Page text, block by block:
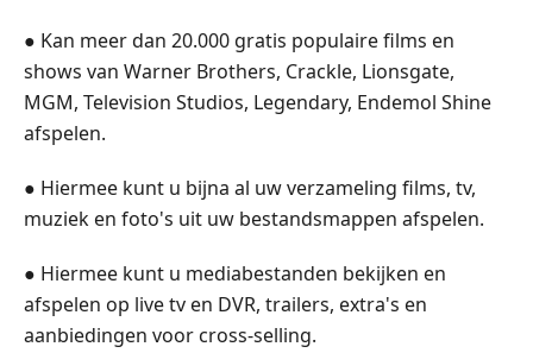
● Kan meer dan 20.000 gratis populaire films en
shows van Warner Brothers, Crackle, Lionsgate,
MGM, Television Studios, Legendary, Endemol Shine
afspelen.
● Hiermee kunt u bijna al uw verzameling films, tv,
muziek en foto's uit uw bestandsmappen afspelen.
● Hiermee kunt u mediabestanden bekijken en
afspelen op live tv en DVR, trailers, extra's en
aanbiedingen voor cross-selling.